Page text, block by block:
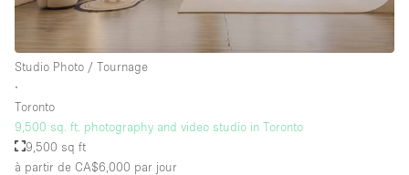
Studio Photo / Tournage
∙
Toronto
9,500 sq. ft. photography and video studio in Toronto
9,500 sq ft
à partir de CA$6,000 par jour